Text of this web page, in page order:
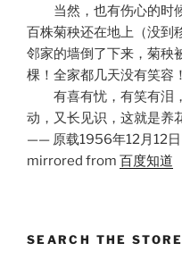
当然，也有伤心的时
百株菊秧还在地上（没到
邻家的墙倒了下来，菊秧
棵！全家都几天没有笑容！
有喜有忧，有笑有泪
动，又长见识，这就是养
—— 原载1956年12月12日
mirrored from 百度知道
SEARCH THE